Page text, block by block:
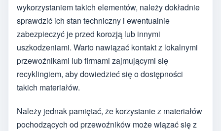
wykorzystaniem takich elementów, należy dokładnie
sprawdzić ich stan techniczny i ewentualnie
zabezpieczyć je przed korozją lub innymi
uszkodzeniami. Warto nawiązać kontakt z lokalnymi
przewoźnikami lub firmami zajmującymi się
recyklingiem, aby dowiedzieć się o dostępności
takich materiałów.
Należy jednak pamiętać, że korzystanie z materiałów
pochodzących od przewoźników może wiązać się z